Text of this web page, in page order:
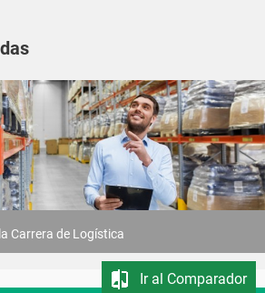
Carrera de Logística
Ir al Comparador